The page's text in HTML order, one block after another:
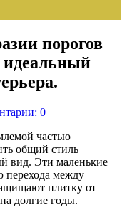
порогов
0
частью
общий стиль
вид. Эти маленькие
перехода между
плитку от
долгие годы.